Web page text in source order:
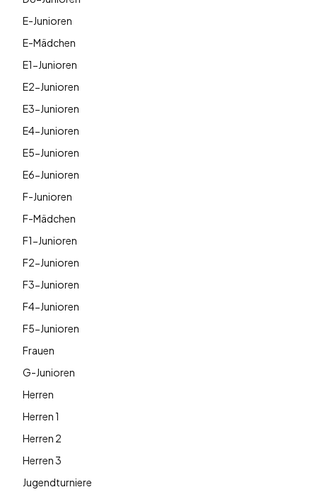
E-Junioren
E-Mädchen
E1-Junioren
E2-Junioren
E3-Junioren
E4-Junioren
E5-Junioren
E6-Junioren
F-Junioren
F-Mädchen
F1-Junioren
F2-Junioren
F3-Junioren
F4-Junioren
F5-Junioren
Frauen
G-Junioren
Herren
Herren 1
Herren 2
Herren 3
Jugendturniere